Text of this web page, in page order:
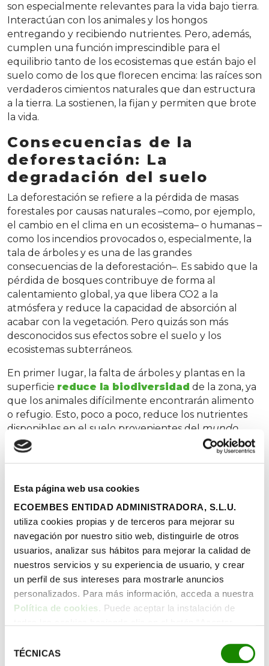
Esta página web usa cookies
ECOEMBES ENTIDAD ADMINISTRADORA, S.L.U.
utiliza cookies propias y de terceros para mejorar su
navegación por nuestro sitio web, distinguirle de otros
usuarios, analizar sus hábitos para mejorar la calidad de
nuestros servicios y su experiencia de usuario, y crear
un perfil de sus intereses para mostrarle anuncios
personalizados. Para más información, acceda a nuestra
Política de cookies. Puede aceptar la instalación de
botón “Configurar cookies”, o rechazar su instalación,
TÉCNICAS
son especialmente relevantes para la vida bajo tierra.
Interactúan con los animales y los hongos
entregando y recibiendo nutrientes. Pero, además,
cumplen una función imprescindible para el
equilibrio tanto de los ecosistemas que están bajo el
suelo como de los que florecen encima: las raíces son
verdaderos cimientos naturales que dan estructura
a la tierra. La sostienen, la fijan y permiten que brote
la vida.
Consecuencias de la
deforestación: La
degradación del suelo
La deforestación se refiere a la pérdida de masas
forestales por causas naturales –como, por ejemplo,
el cambio en el clima en un ecosistema– o humanas –
como los incendios provocados o, especialmente, la
tala de árboles y es una de las grandes
consecuencias de la deforestación–. Es sabido que la
pérdida de bosques contribuye de forma al
calentamiento global, ya que libera CO2 a la
atmósfera y reduce la capacidad de absorción al
acabar con la vegetación. Pero quizás son más
desconocidos sus efectos sobre el suelo y los
ecosistemas subterráneos.
En primer lugar, la falta de árboles y plantas en la
superficie reduce la biodiversidad de la zona, ya
que los animales difícilmente encontrarán alimento
o refugio. Esto, poco a poco, reduce los nutrientes
disponibles en el suelo provenientes del mundo
exterior.
Pero la ausencia de las raíces de los árboles
también
interrumpe las cadenas de alimentación
suelo
. Esta situación induce al suelo a un círculo
vicioso en el que la falta de nutrientes redunda en
menos fauna y flora que vuelve a reducir la
fertilidad.
La ausencia de las raíces de los
árboles interrumpe las cadenas de
alimentación de la fauna
subterránea y reduce la fijación del
Así, el suelo se vuelve menos compacto y esponjoso